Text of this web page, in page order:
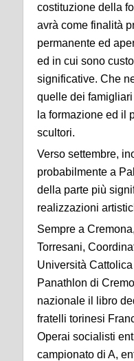
costituzione della
avrà come finalità
permanente ed
ed in cui sono
significative. Che
quelle dei
la formazione ed il
scultori.
Verso settembre,
probabilmente a
della parte più
realizzazioni
Sempre a
Torresani,
‎Università
Panathlon di
nazionale il libro
fratelli torinesi
Operai socialisti
campionato di A,